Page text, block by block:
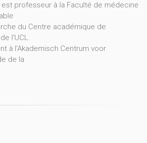
est professeur à la Faculté de médecine
du Centre académique de
l'UCL.
à l’Akademisch Centrum voor
de la